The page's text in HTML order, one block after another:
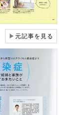
▶元記事を見る